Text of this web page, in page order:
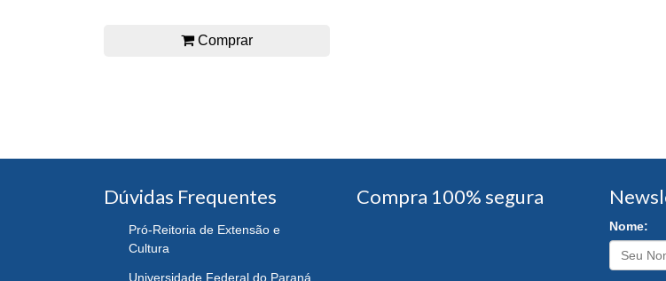
Comprar
Dúvidas Frequentes
Pró-Reitoria de Extensão e
Cultura
Universidade Federal do Paraná
Compra 100% segura
Nome: